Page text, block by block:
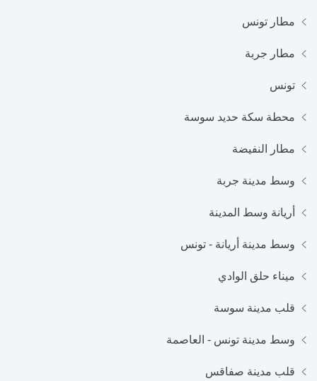
مطار تونس
مطار جربة
تونس
محطة سكة حديد سوسة
مطار النفيضة
وسط مدينة جربة
أريانة وسط المدينة
وسط مدينة أريانة - تونس
ميناء حلق الوادي
قلب مدينة سوسة
وسط مدينة تونس - العاصمة
قلب مدينة صفاقس